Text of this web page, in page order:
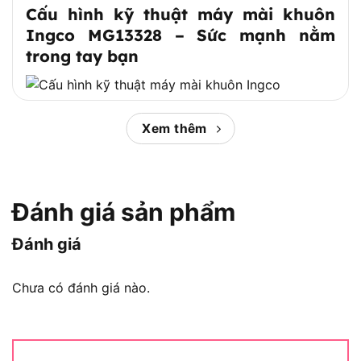
Cấu hình kỹ thuật máy mài khuôn
Ingco MG13328 – Sức mạnh nằm
trong tay bạn
Cấu hình kỹ thuật máy mài khuôn Ingco MG13328
mài khuôn Ingco MG13328
Mã sản phẩm: MG13328
châu Âu)
Tốc độ không tải: 28.000 vòng/phút
Xem thêm
Đánh giá sản phẩm
Đánh giá
Chưa có đánh giá nào.